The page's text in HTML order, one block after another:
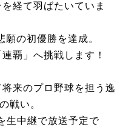
経て羽ばたいていま
の初優勝を達成。
覇」へ挑戦します！
来のプロ野球を担う逸
戦い。
生中継で放送予定で